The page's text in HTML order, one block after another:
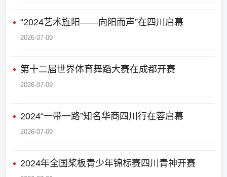
“2024艺术旌阳——向阳而声”在四川启幕
2026-07-09
第十二届世界体育舞蹈大赛在成都开赛
2026-07-09
2024“一带一路”知名华商四川行在蓉启幕
2026-07-09
2024年全国桨板青少年锦标赛四川青神开赛